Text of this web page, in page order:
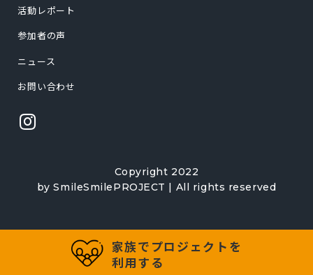
家族でプロジェクトを
利用する
活動レポート
参加者の声
ニュース
お問い合わせ
Copyright 2022
by SmileSmilePROJECT | All rights reserved